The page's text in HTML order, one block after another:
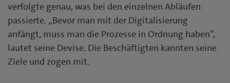
verfolgte genau, was bei den einzelnen Abläufen
passierte. „Bevor man mit der Digitalisierung
anfängt, muss man die Prozesse in Ordnung haben“,
lautet seine Devise. Die Beschäftigten kannten seine
Ziele und zogen mit.